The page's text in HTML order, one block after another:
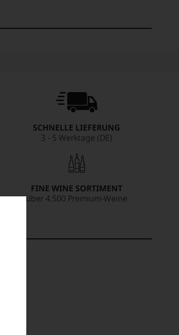
SCHNELLE LIEFERUNG
3 - 5 Werktage (DE)
FINE WINE SORTIMENT
über 4.500 Premium-Weine